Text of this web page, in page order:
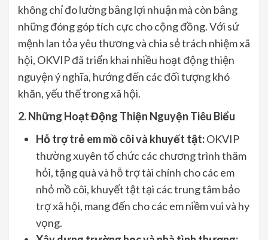
không chỉ đo lường bằng lợi nhuận mà còn bằng
những đóng góp tích cực cho cộng đồng. Với sứ
mệnh lan tỏa yêu thương và chia sẻ trách nhiệm xã
hội, OKVIP đã triển khai nhiều hoạt động thiện
nguyện ý nghĩa, hướng đến các đối tượng khó
khăn, yếu thế trong xã hội.
2. Những Hoạt Động Thiện Nguyện Tiêu Biểu
Hỗ trợ trẻ em mồ côi và khuyết tật:OKVIP
thường xuyên tổ chức các chương trình thăm
hỏi, tặng quà và hỗ trợ tài chính cho các em
nhỏ mồ côi, khuyết tật tại các trung tâm bảo
trợ xã hội, mang đến cho các em niềm vui và hy
vọng.